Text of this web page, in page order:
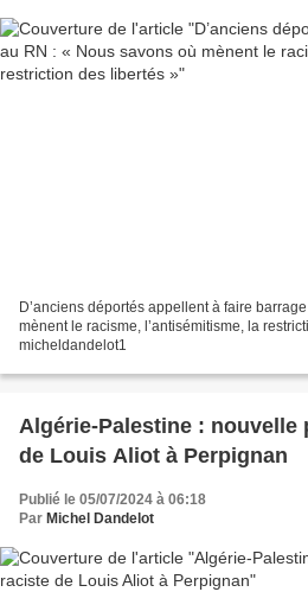
D’anciens déportés appellent à faire
mènent le racisme, l’antisémitisme, la
micheldandelot1
Algérie-Palestine :
de Louis Aliot à Perpignan
Publié le 05/07/2024 à 06:18
Par Michel Dandelot